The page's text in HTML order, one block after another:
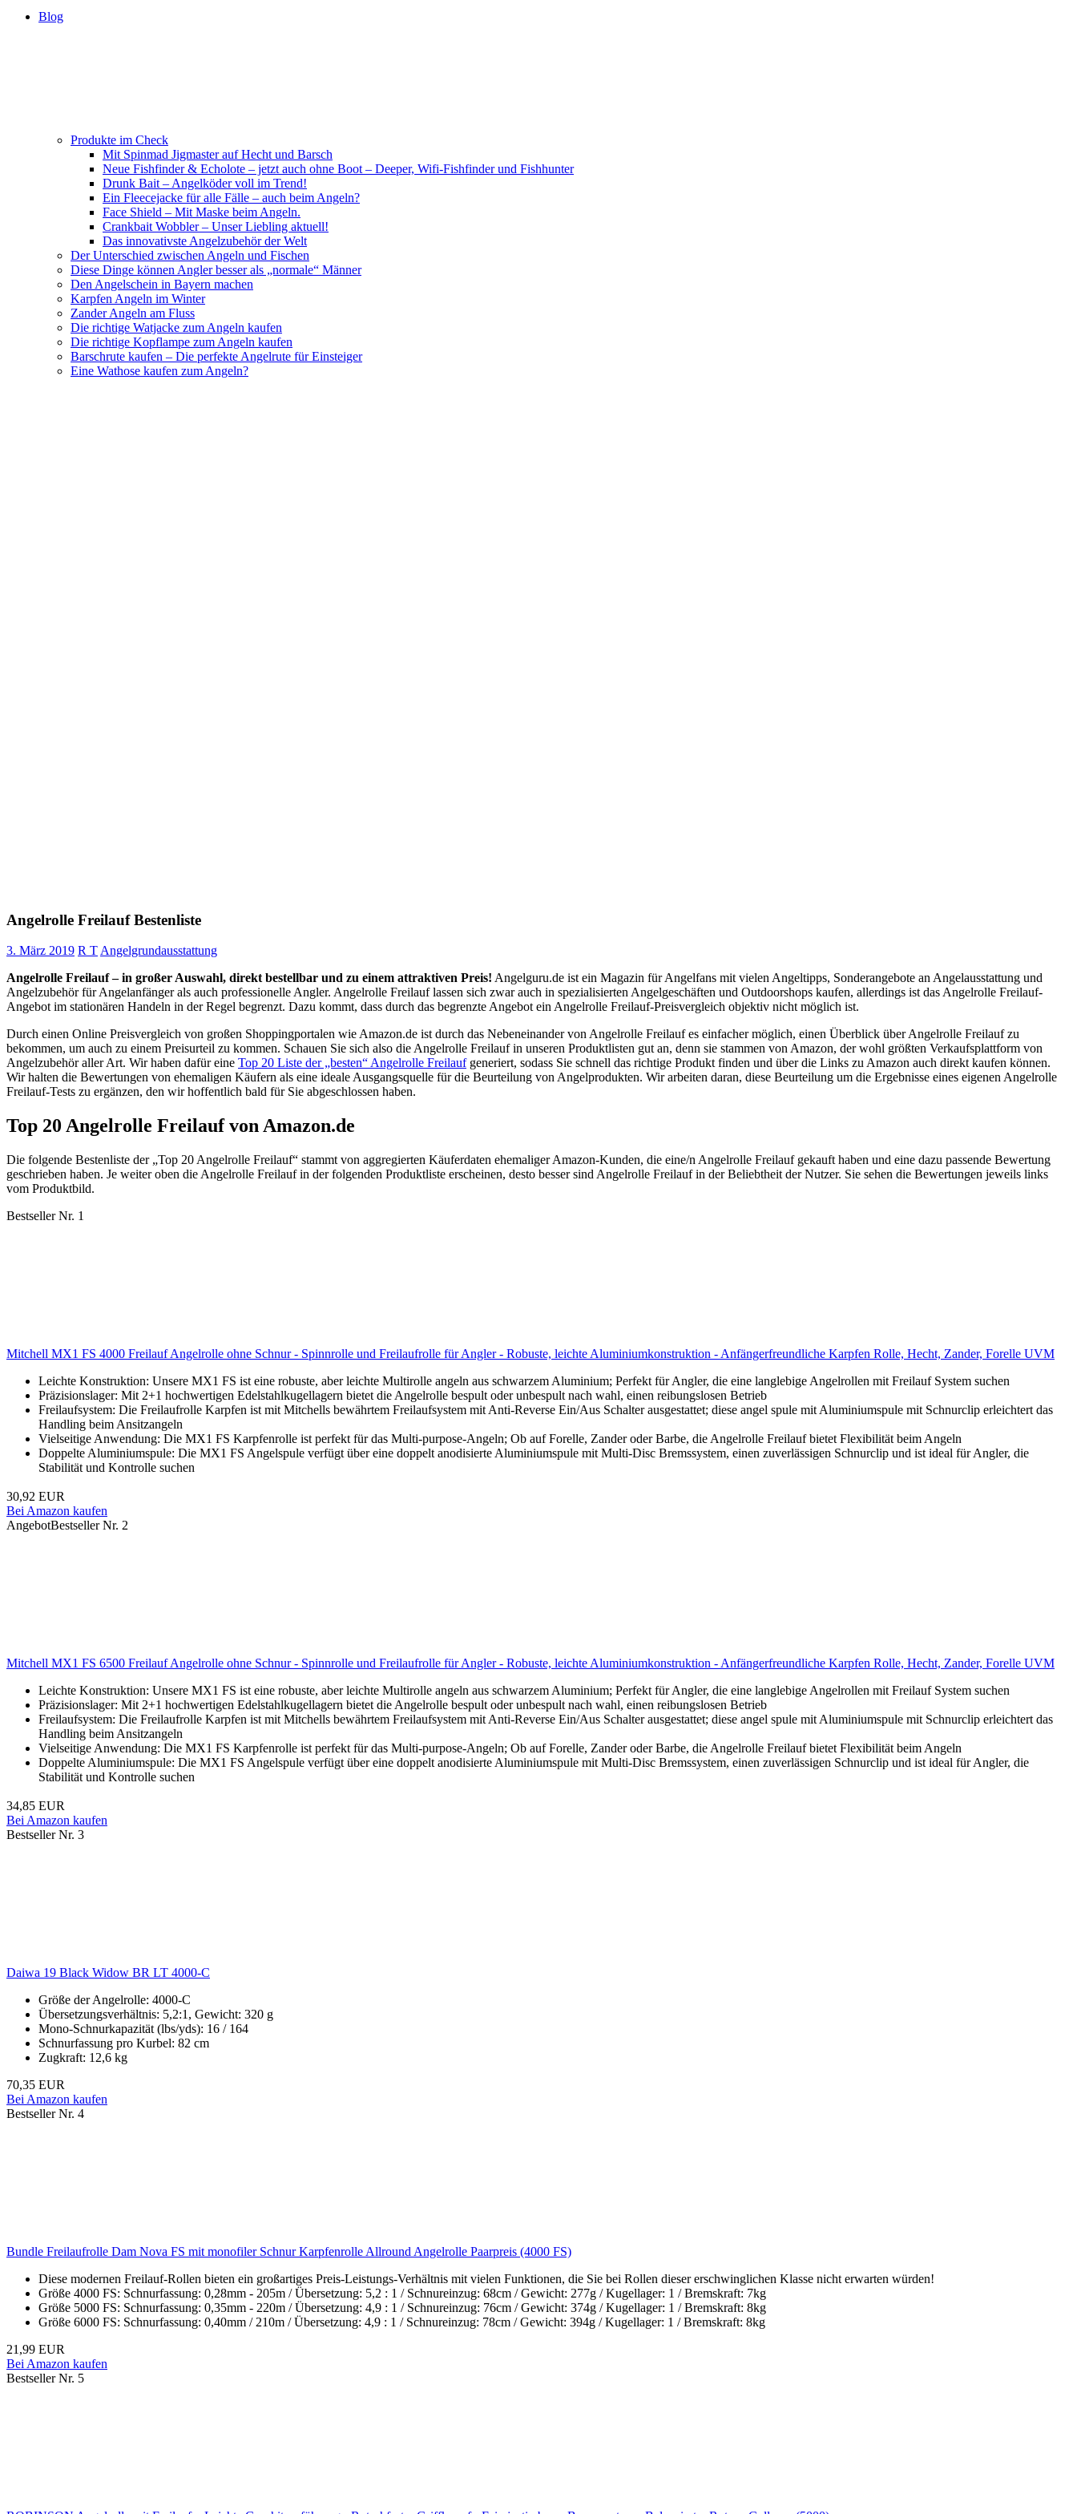
Blog
Produkte im Check
Mit Spinmad Jigmaster auf Hecht und Barsch
Neue Fishfinder & Echolote – jetzt auch ohne Boot – Deeper, Wifi-Fishfinder und Fishhunter
Drunk Bait – Angelköder voll im Trend!
Ein Fleecejacke für alle Fälle – auch beim Angeln?
Face Shield – Mit Maske beim Angeln.
Crankbait Wobbler – Unser Liebling aktuell!
Das innovativste Angelzubehör der Welt
Der Unterschied zwischen Angeln und Fischen
Diese Dinge können Angler besser als „normale“ Männer
Den Angelschein in Bayern machen
Karpfen Angeln im Winter
Zander Angeln am Fluss
Die richtige Watjacke zum Angeln kaufen
Die richtige Kopflampe zum Angeln kaufen
Barschrute kaufen – Die perfekte Angelrute für Einsteiger
Eine Wathose kaufen zum Angeln?
Angelrolle Freilauf Bestenliste
3. März 2019 R TAngelgrundausstattung
Angelrolle Freilauf – in großer Auswahl, direkt bestellbar und zu einem attraktiven Preis! Angelguru.de ist ein Magazin für Angelfans mit vielen Angeltipps, Sonderangebote an Angelausstattung und
Angelzubehör für Angelanfänger als auch professionelle Angler. Angelrolle Freilauf lassen sich zwar auch in spezialisierten Angelgeschäften und Outdoorshops kaufen, allerdings ist das Angelrolle Freilauf-
Angebot im stationären Handeln in der Regel begrenzt. Dazu kommt, dass durch das begrenzte Angebot ein Angelrolle Freilauf-Preisvergleich objektiv nicht möglich ist.
Durch einen Online Preisvergleich von großen Shoppingportalen wie Amazon.de ist durch das Nebeneinander von Angelrolle Freilauf es einfacher möglich, einen Überblick über Angelrolle Freilauf zu
bekommen, um auch zu einem Preisurteil zu kommen. Schauen Sie sich also die Angelrolle Freilauf in unseren Produktlisten gut an, denn sie stammen von Amazon, der wohl größten Verkaufsplattform von
Angelzubehör aller Art. Wir haben dafür eine Top 20 Liste der „besten“ Angelrolle Freilaufgeneriert, sodass Sie schnell das richtige Produkt finden und über die Links zu Amazon auch direkt kaufen können.
Wir halten die Bewertungen von ehemaligen Käufern als eine ideale Ausgangsquelle für die Beurteilung von Angelprodukten. Wir arbeiten daran, diese Beurteilung um die Ergebnisse eines eigenen Angelrolle
Freilauf-Tests zu ergänzen, den wir hoffentlich bald für Sie abgeschlossen haben.
Top 20 Angelrolle Freilauf von Amazon.de
Die folgende Bestenliste der „Top 20 Angelrolle Freilauf“ stammt von aggregierten Käuferdaten ehemaliger Amazon-Kunden, die eine/n Angelrolle Freilauf gekauft haben und eine dazu passende Bewertung
geschrieben haben. Je weiter oben die Angelrolle Freilauf in der folgenden Produktliste erscheinen, desto besser sind Angelrolle Freilauf in der Beliebtheit der Nutzer. Sie sehen die Bewertungen jeweils links
vom Produktbild.
Bestseller Nr. 1
Mitchell MX1 FS 4000 Freilauf Angelrolle ohne Schnur - Spinnrolle und Freilaufrolle für Angler - Robuste, leichte Aluminiumkonstruktion - Anfängerfreundliche Karpfen Rolle, Hecht, Zander, Forelle UVM
Leichte Konstruktion: Unsere MX1 FS ist eine robuste, aber leichte Multirolle angeln aus schwarzem Aluminium; Perfekt für Angler, die eine langlebige Angelrollen mit Freilauf System suchen
Präzisionslager: Mit 2+1 hochwertigen Edelstahlkugellagern bietet die Angelrolle bespult oder unbespult nach wahl, einen reibungslosen Betrieb
Freilaufsystem: Die Freilaufrolle Karpfen ist mit Mitchells bewährtem Freilaufsystem mit Anti-Reverse Ein/Aus Schalter ausgestattet; diese angel spule mit Aluminiumspule mit Schnurclip erleichtert das
Handling beim Ansitzangeln
Vielseitige Anwendung: Die MX1 FS Karpfenrolle ist perfekt für das Multi-purpose-Angeln; Ob auf Forelle, Zander oder Barbe, die Angelrolle Freilauf bietet Flexibilität beim Angeln
Doppelte Aluminiumspule: Die MX1 FS Angelspule verfügt über eine doppelt anodisierte Aluminiumspule mit Multi-Disc Bremssystem, einen zuverlässigen Schnurclip und ist ideal für Angler, die
Stabilität und Kontrolle suchen
30,92 EUR
Bei Amazon kaufen
AngebotBestseller Nr. 2
Mitchell MX1 FS 6500 Freilauf Angelrolle ohne Schnur - Spinnrolle und Freilaufrolle für Angler - Robuste, leichte Aluminiumkonstruktion - Anfängerfreundliche Karpfen Rolle, Hecht, Zander, Forelle UVM
Leichte Konstruktion: Unsere MX1 FS ist eine robuste, aber leichte Multirolle angeln aus schwarzem Aluminium; Perfekt für Angler, die eine langlebige Angelrollen mit Freilauf System suchen
Präzisionslager: Mit 2+1 hochwertigen Edelstahlkugellagern bietet die Angelrolle bespult oder unbespult nach wahl, einen reibungslosen Betrieb
Freilaufsystem: Die Freilaufrolle Karpfen ist mit Mitchells bewährtem Freilaufsystem mit Anti-Reverse Ein/Aus Schalter ausgestattet; diese angel spule mit Aluminiumspule mit Schnurclip erleichtert das
Handling beim Ansitzangeln
Vielseitige Anwendung: Die MX1 FS Karpfenrolle ist perfekt für das Multi-purpose-Angeln; Ob auf Forelle, Zander oder Barbe, die Angelrolle Freilauf bietet Flexibilität beim Angeln
Doppelte Aluminiumspule: Die MX1 FS Angelspule verfügt über eine doppelt anodisierte Aluminiumspule mit Multi-Disc Bremssystem, einen zuverlässigen Schnurclip und ist ideal für Angler, die
Stabilität und Kontrolle suchen
34,85 EUR
Bei Amazon kaufen
Bestseller Nr. 3
Daiwa 19 Black Widow BR LT 4000-C
Größe der Angelrolle: 4000-C
Übersetzungsverhältnis: 5,2:1, Gewicht: 320 g
Mono-Schnurkapazität (lbs/yds): 16 / 164
Schnurfassung pro Kurbel: 82 cm
Zugkraft: 12,6 kg
70,35 EUR
Bei Amazon kaufen
Bestseller Nr. 4
Bundle Freilaufrolle Dam Nova FS mit monofiler Schnur Karpfenrolle Allround Angelrolle Paarpreis (4000 FS)
Diese modernen Freilauf-Rollen bieten ein großartiges Preis-Leistungs-Verhältnis mit vielen Funktionen, die Sie bei Rollen dieser erschwinglichen Klasse nicht erwarten würden!
Größe 4000 FS: Schnurfassung: 0,28mm - 205m / Übersetzung: 5,2 : 1 / Schnureinzug: 68cm / Gewicht: 277g / Kugellager: 1 / Bremskraft: 7kg
Größe 5000 FS: Schnurfassung: 0,35mm - 220m / Übersetzung: 4,9 : 1 / Schnureinzug: 76cm / Gewicht: 374g / Kugellager: 1 / Bremskraft: 8kg
Größe 6000 FS: Schnurfassung: 0,40mm / 210m / Übersetzung: 4,9 : 1 / Schnureinzug: 78cm / Gewicht: 394g / Kugellager: 1 / Bremskraft: 8kg
21,99 EUR
Bei Amazon kaufen
Bestseller Nr. 5